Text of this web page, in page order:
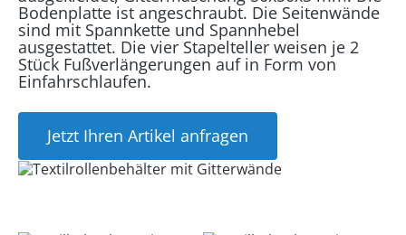
Bodenplatte ist angeschraubt. Die Seitenwände
sind mit Spannkette und Spannhebel
ausgestattet. Die vier Stapelteller weisen je 2
Stück Fußverlängerungen auf in Form von
Einfahrschlaufen.
Jetzt Ihren Artikel anfragen